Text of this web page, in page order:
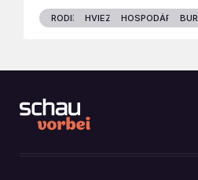
RODINA HVIEZDYHOSPODÁRSTVO